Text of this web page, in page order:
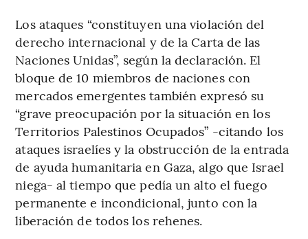
Los ataques “constituyen una violación del
derecho internacional y de la Carta de las
Naciones Unidas”, según la declaración. El
bloque de 10 miembros de naciones con
mercados emergentes también expresó su
“grave preocupación por la situación en los
Territorios Palestinos Ocupados” -citando los
ataques israelíes y la obstrucción de la entrada
de ayuda humanitaria en Gaza, algo que Israel
niega- al tiempo que pedía un alto el fuego
permanente e incondicional, junto con la
liberación de todos los rehenes.